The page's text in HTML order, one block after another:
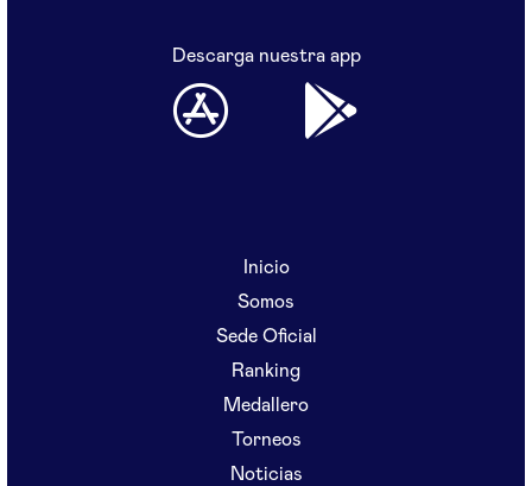
Descarga nuestra app
Inicio
Somos
Sede Oficial
Ranking
Medallero
Torneos
Noticias